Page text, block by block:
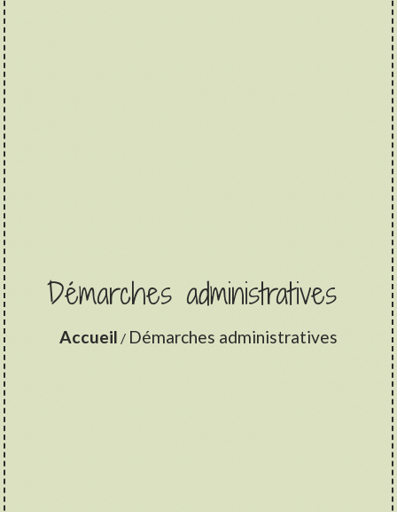
Démarches administratives
Accueil / Démarches administratives